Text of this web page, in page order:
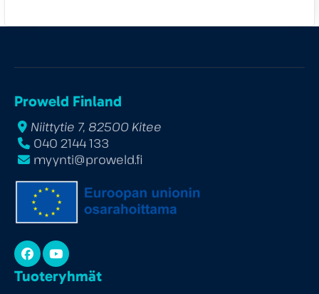
Proweld Finland
Niittytie 7, 82500 Kitee
040 2144 133
myynti@proweld.fi
Facebook
YouTube
Tuoteryhmät